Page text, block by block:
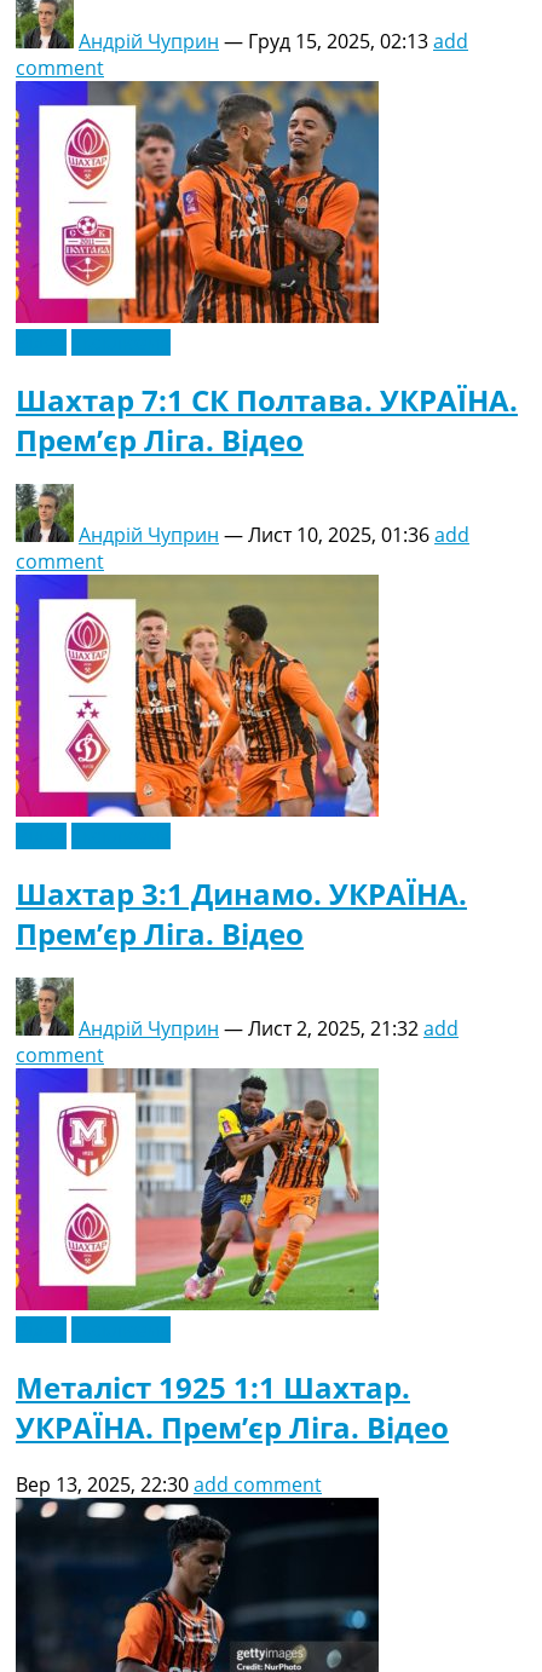
Андрій Чуприн — Груд 15, 2025, 02:13add
comment
Шахтар 7:1 СК Полтава. УКРАЇНА.
Прем’єр Ліга. Відео
Андрій Чуприн —Лист 10, 2025, 01:36add
comment
Шахтар 3:1 Динамо. УКРАЇНА.
Прем’єр Ліга. Відео
Андрій Чуприн —Лист 2, 2025, 21:32add
comment
Металіст 1925 1:1 Шахтар.
УКРАЇНА. Прем’єр Ліга. Відео
Вер 13, 2025, 22:30add comment